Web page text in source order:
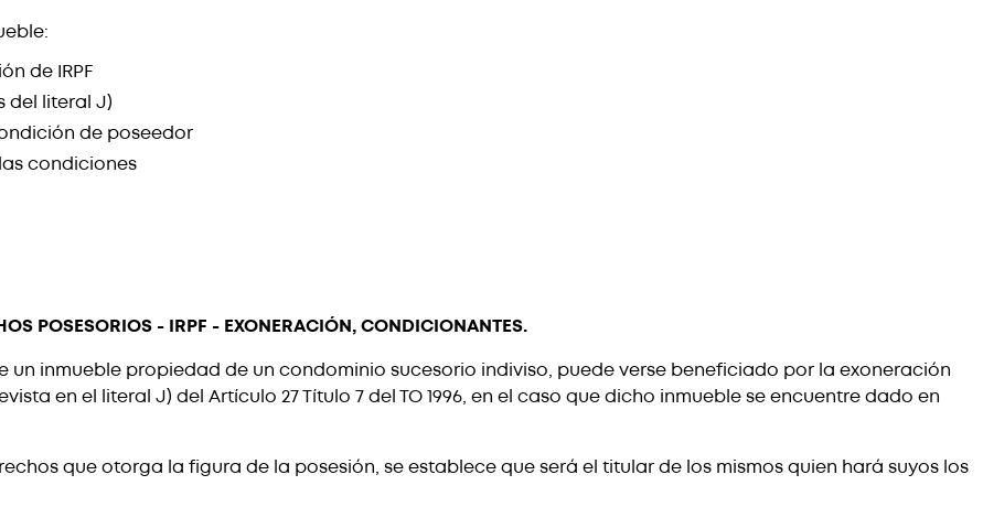
de IRPF
del literal J)
de poseedor
condiciones
POSESORIOS - IRPF - EXONERACIÓN, CONDICIONANTES.
un inmueble propiedad de un condominio sucesorio indiviso, puede verse beneficiado por la exoneración
en el literal J) del Artículo 27 Título 7 del TO 1996, en el caso que dicho inmueble se encuentre dado en
que otorga la figura de la posesión, se establece que será el titular de los mismos quien hará suyos los